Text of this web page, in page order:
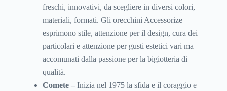
freschi, innovativi, da scegliere in diversi colori,
materiali, formati. Gli orecchini Accessorize
esprimono stile, attenzione per il design, cura dei
particolari e attenzione per gusti estetici vari ma
accomunati dalla passione per la bigiotteria di
qualità.
Comete – Inizia nel 1975 la sfida e il coraggio e